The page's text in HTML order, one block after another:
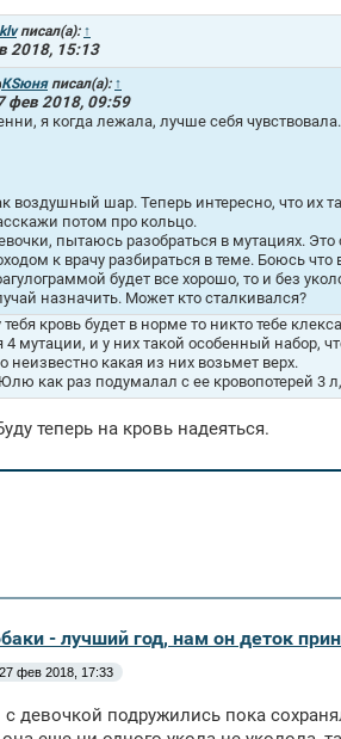
писал(а): ↑
2018, 15:13
КSюняписал(а): ↑
фев 2018, 09:59
я когда лежала, лучше себя
воздушный шар. Теперь интересно, что их
потом про кольцо.
пытаюсь разобраться в мутациях. Это
к врачу разбираться в теме. Боюсь
будет все хорошо, то и без
назначить. Может кто сталкивался?
тебя кровь будет в норме то никто тебе
4 мутации, и у них такой особенный набор,
неизвестно какая из них возьмет верх.
как раз подумалал с ее кровопотерей 3
теперь на кровь надеяться.
- лучший год, нам он деток
фев 2018, 17:33
девочкой подружились пока